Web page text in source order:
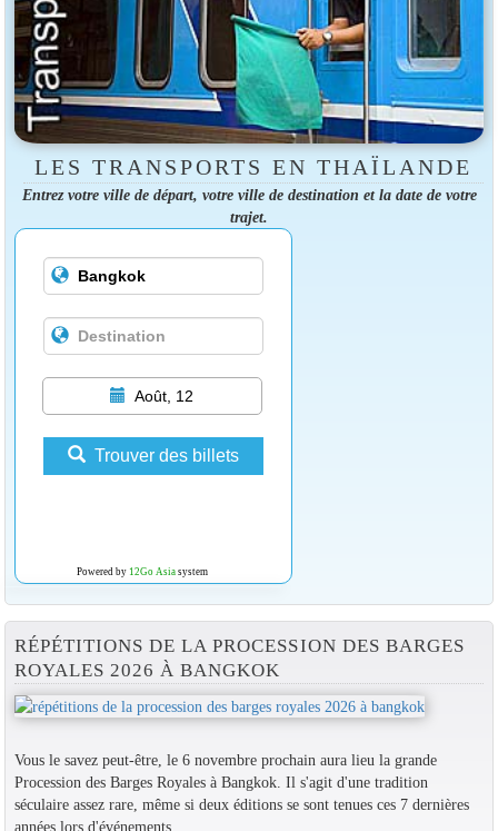
LES TRANSPORTS EN THAÏLANDE
Entrez votre ville de départ, votre ville de destination et la date de votre
trajet.
Août, 12
Trouver des billets
Powered by 12Go Asiasystem
RÉPÉTITIONS DE LA PROCESSION DES BARGES
ROYALES 2026 À BANGKOK
Vous le savez peut-être, le 6 novembre prochain aura lieu la grande
Procession des Barges Royales à Bangkok. Il s'agit d'une tradition
séculaire assez rare, même si deux éditions se sont tenues ces 7 dernières
années lors d'événements...